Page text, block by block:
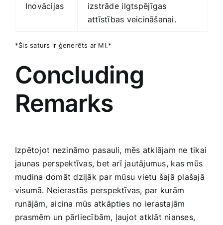
Inovācijas
izstrāde ⁤ilgtspējīgas
attīstības‍ veicināšanai.
*Šis saturs ir ģenerēts ar MI.*
Concluding
Remarks
Izpētojot ⁢nezināmo pasauli, mēs atklājam ne tikai
⁢jaunas perspektīvas, bet arī jautājumus,⁢ kas mūs
⁤mudina domāt dziļāk par⁢ mūsu vietu‌ šajā plašajā
visumā. Neierastās perspektīvas,‌ par kurām
runājām, aicina mūs atkāpties no ierastajām ​
prasmēm un pārliecībām, ļaujot‌ atklāt nianses,